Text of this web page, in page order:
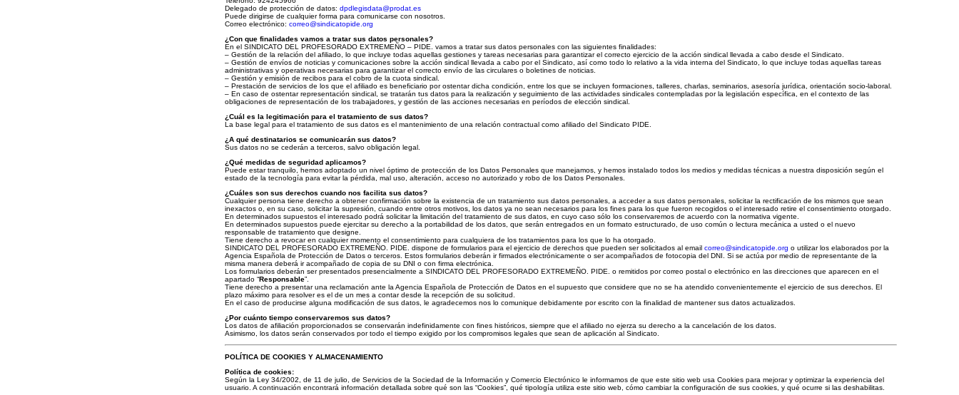
Delegado de protección de datos:dpdlegisdata@prodat.es
Puede dirigirse de cualquier forma para comunicarse con nosotros.
Correo electrónico:correo@sindicatopide.org
¿Con que finalidades vamos a tratar sus datos personales?
En el SINDICATO DEL PROFESORADO EXTREMEÑO – PIDE. vamos a tratar sus datos personales con las siguientes finalidades:
– Gestión de la relación del afiliado, lo que incluye todas aquellas gestiones y tareas necesarias para garantizar el correcto ejercicio de la acción sindical llevada a cabo desde el Sindicato.
– Gestión de envíos de noticias y comunicaciones sobre la acción sindical llevada a cabo por el Sindicato, así como todo lo relativo a la vida interna del Sindicato, lo que incluye todas aquellas tareas
administrativas y operativas necesarias para garantizar el correcto envío de las circulares o boletines de noticias.
– Gestión y emisión de recibos para el cobro de la cuota sindical.
– Prestación de servicios de los que el afiliado es beneficiario por ostentar dicha condición, entre los que se incluyen formaciones, talleres, charlas, seminarios, asesoría jurídica, orientación socio-laboral.
– En caso de ostentar representación sindical, se tratarán tus datos para la realización y seguimiento de las actividades sindicales contempladas por la legislación específica, en el contexto de las
obligaciones de representación de los trabajadores, y gestión de las acciones necesarias en períodos de elección sindical.
¿Cuál es la legitimación para el tratamiento de sus datos?
La base legal para el tratamiento de sus datos es el mantenimiento de una relación contractual como afiliado del Sindicato PIDE.
¿A qué destinatarios se comunicarán sus datos?
Sus datos no se cederán a terceros, salvo obligación legal.
¿Qué medidas de seguridad aplicamos?
Puede estar tranquilo, hemos adoptado un nivel óptimo de protección de los Datos Personales que manejamos, y hemos instalado todos los medios y medidas técnicas a nuestra disposición según el
estado de la tecnología para evitar la pérdida, mal uso, alteración, acceso no autorizado y robo de los Datos Personales.
¿Cuáles son sus derechos cuando nos facilita sus datos?
Cualquier persona tiene derecho a obtener confirmación sobre la existencia de un tratamiento sus datos personales, a acceder a sus datos personales, solicitar la rectificación de los mismos que sean
inexactos o, en su caso, solicitar la supresión, cuando entre otros motivos, los datos ya no sean necesarios para los fines para los que fueron recogidos o el interesado retire el consentimiento otorgado.
En determinados supuestos el interesado podrá solicitar la limitación del tratamiento de sus datos, en cuyo caso sólo los conservaremos de acuerdo con la normativa vigente.
En determinados supuestos puede ejercitar su derecho a la portabilidad de los datos, que serán entregados en un formato estructurado, de uso común o lectura mecánica a usted o el nuevo
responsable de tratamiento que designe.
Tiene derecho a revocar en cualquier momento el consentimiento para cualquiera de los tratamientos para los que lo ha otorgado.
SINDICATO DEL PROFESORADO EXTREMEÑO. PIDE. dispone de formularios para el ejercicio de derechos que pueden ser solicitados al emailcorreo@sindicatopide.org o utilizar los elaborados por la
Agencia Española de Protección de Datos o terceros. Estos formularios deberán ir firmados electrónicamente o ser acompañados de fotocopia del DNI. Si se actúa por medio de representante de la
misma manera deberá ir acompañado de copia de su DNI o con firma electrónica.
Los formularios deberán ser presentados presencialmente a SINDICATO DEL PROFESORADO EXTREMEÑO. PIDE. o remitidos por correo postal o electrónico en las direcciones que aparecen en el
apartado “Responsable”.
Tiene derecho a presentar una reclamación ante la Agencia Española de Protección de Datos en el supuesto que considere que no se ha atendido convenientemente el ejercicio de sus derechos.El
plazo máximo para resolver es el de un mes a contar desde la recepción de su solicitud.
En el caso de producirse alguna modificación de sus datos, le agradecemos nos lo comunique debidamente por escrito con la finalidad de mantener sus datos actualizados.
¿Por cuánto tiempo conservaremos sus datos?
Los datos de afiliación proporcionados se conservarán indefinidamente con fines históricos, siempre que el afiliado no ejerza su derecho a la cancelación de los datos.
Asimismo, los datos serán conservados por todo el tiempo exigido por los compromisos legales que sean de aplicación al Sindicato.
POLÍTICA DE COOKIES Y ALMACENAMIENTO
Política de cookies:
Según la Ley 34/2002, de 11 de julio, de Servicios de la Sociedad de la Información y Comercio Electrónico le informamos de que este sitio web usa Cookies para mejorar y optimizar la experiencia del
usuario. A continuación encontrará información detallada sobre qué son las “Cookies”, qué tipología utiliza este sitio web, cómo cambiar la configuración de sus cookies, y qué ocurre si las deshabilitas.